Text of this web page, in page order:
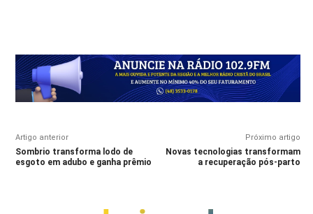
Foto: Divulgação/Prefeitura de Timbé do Sul
Artigo anterior
Sombrio transforma lodo de
esgoto em adubo e ganha prêmio
Próximo artigo
Novas tecnologias transformam
a recuperação pós-parto